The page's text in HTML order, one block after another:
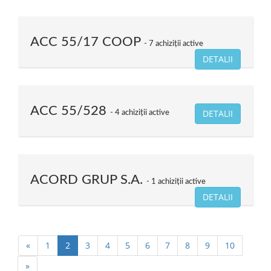
ACC 55/17 COOP 7 achiziții active
DETALII
ACC 55/528 4 achiziții active DETALII
ACORD GRUP S.A. 1 achiziții active
DETALII
« 1 2 3 4 5 6 7 8 9
10
»